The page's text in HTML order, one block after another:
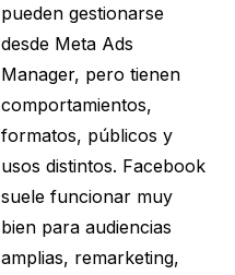
pueden gestionarse
desde Meta Ads
Manager, pero tienen
comportamientos,
formatos, públicos y
usos distintos. Facebook
suele funcionar muy
bien para audiencias
amplias, remarketing,